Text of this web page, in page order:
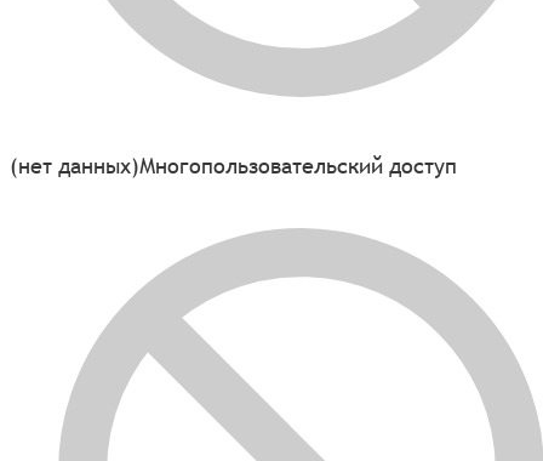
(нет данных)Многопользовательский доступ